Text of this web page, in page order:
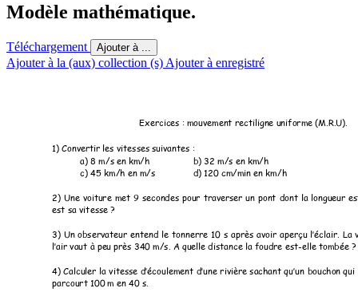
Modèle mathématique.
Téléchargement Ajouter à ...
Ajouter à la (aux) collection (s) Ajouter à enregistré
Exercices : mouvement rectiligne uniforme (M.R.U).
1) Convertir les vitesses suivantes :
a) 8 m/s en km/h b) 32 m/s en km/h
c) 45 km/h en m/s d) 120 cm/min en km/h
2) Une voiture met 9 secondes pour traverser un pont dont la longueur
est sa vitesse ?
3) Un observateur entend le tonnerre 10 s après avoir aperçu l’éclair. La
l’air vaut à peu près 340 m/s. A quelle distance la foudre est-elle tombée ?
4) Calculer la vitesse d’écoulement d’une rivière sachant qu’un bouchon qui
parcourt 100 m en 40 s.